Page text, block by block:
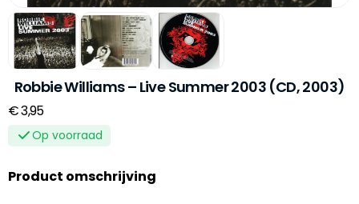
Robbie Williams – Live Summer 2003 (CD, 2003)
€ 3,95
Op voorraad
Product omschrijving